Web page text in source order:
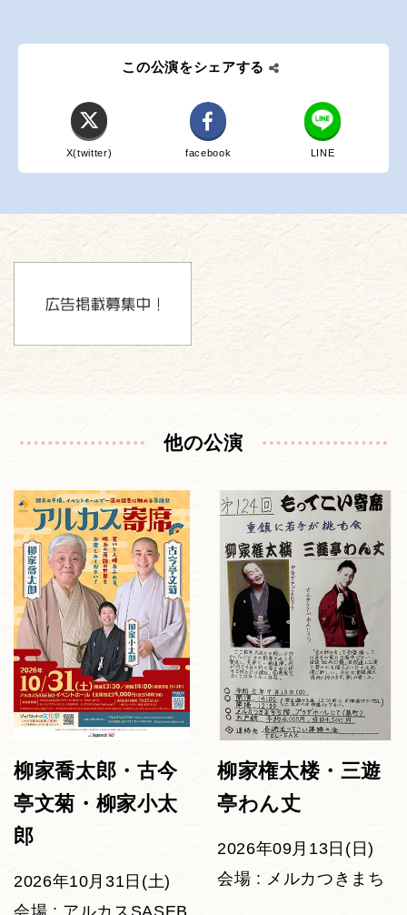
この公演をシェアする
X(twitter) facebook LINE
他の公演
柳家喬太郎・古今
亭文菊・柳家小太
郎
2026年10月31日(土)
柳家権太楼・三遊
亭わん丈
2026年09月13日(日)
会場 : メルカつきまち